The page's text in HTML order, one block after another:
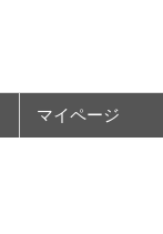
マイページ